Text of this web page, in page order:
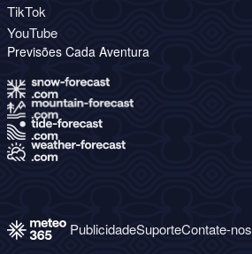
TikTok
YouTube
Previsões Cada Aventura
PublicidadeSuporteContate-nos